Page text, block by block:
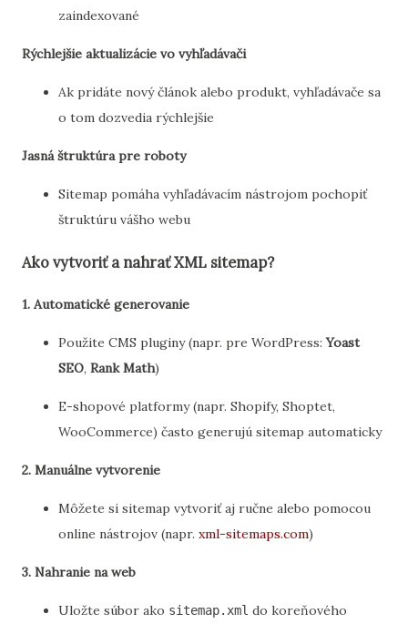
zaindexované
Rýchlejšie aktualizácie vo vyhľadávači
Ak pridáte nový článok alebo produkt, vyhľadávače sa
o tom dozvedia rýchlejšie
Jasná štruktúra pre roboty
Sitemap pomáha vyhľadávacím nástrojom pochopiť
štruktúru vášho webu
Ako vytvoriť a nahrať XML sitemap?
1. Automatické generovanie
Použite CMS pluginy (napr. pre WordPress:Yoast
SEO, Rank Math)
E-shopové platformy (napr. Shopify, Shoptet,
WooCommerce) často generujú sitemap automaticky
2. Manuálne vytvorenie
Môžete si sitemap vytvoriť aj ručne alebo pomocou
online nástrojov (napr. xml-sitemaps.com)
3. Nahranie na web
Uložte súbor ako sitemap.xml do koreňového